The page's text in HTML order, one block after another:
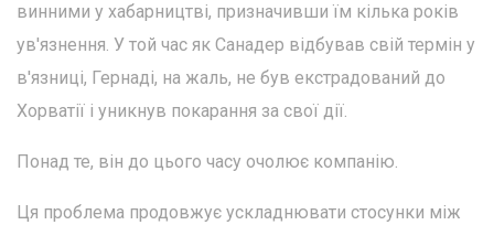
винними у хабарництві, призначивши їм кілька років
ув'язнення. У той час як Санадер відбував свій термін у
в'язниці, Гернаді, на жаль, не був екстрадований до
Хорватії і уникнув покарання за свої дії.
Понад те, він до цього часу очолює компанію.
Ця проблема продовжує ускладнювати стосунки між